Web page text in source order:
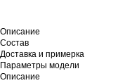
Описание
Состав
Доставка и примерка
Параметры модели
Описание